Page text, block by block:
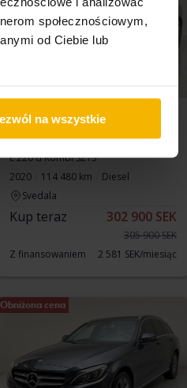
społecznościowym,
od Ciebie lub
na wszystkie
Testowane
Mercedes E-Klass
E 220 d Kombi S213
2020
114 480 km
Diesel
Svedala
Kup teraz 302 900 SEK
305 900 SEK
Z finansowaniem
2 581 SEK/miesiąc
Obniżona cena